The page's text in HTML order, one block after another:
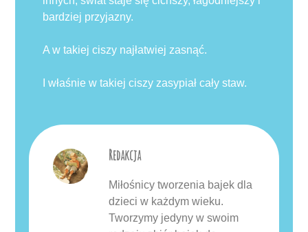
bardziej przyjazny.
A w takiej ciszy najłatwiej zasnąć.
I właśnie w takiej ciszy zasypiał cały staw.
Redakcja
Miłośnicy tworzenia bajek dla
dzieci w każdym wieku.
Tworzymy jedyny w swoim